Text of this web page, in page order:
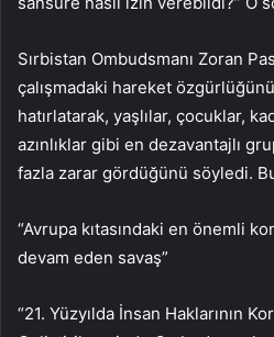
Sırbistan Ombudsmanı Zoran
çalışmadaki hareket özgürlüğünün
hatırlatarak, yaşlılar, çocuklar,
azınlıklar gibi en dezavantajlı
fazla zarar gördüğünü söyledi.
“Avrupa kıtasındaki en önemli
devam eden savaş”
“21. Yüzyılda İnsan Haklarının